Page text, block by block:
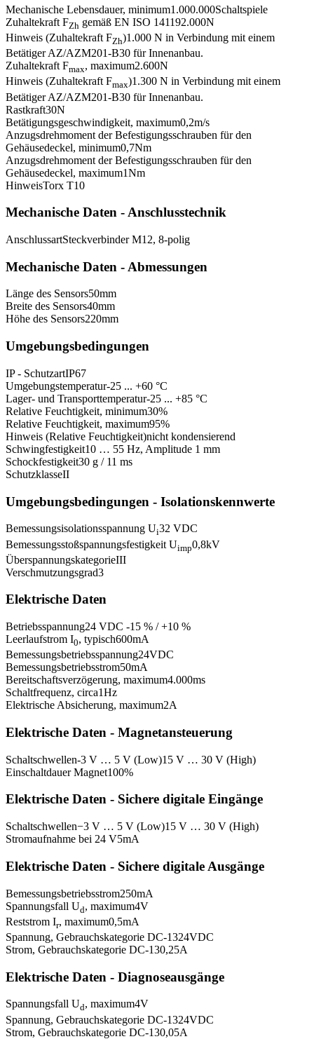
Mechanische Lebensdauer, minimum1.000.000Schaltspiele
Zuhaltekraft FZh gemäß EN ISO 141192.000N
Hinweis (Zuhaltekraft FZh)1.000 N in Verbindung mit einem
Betätiger AZ/AZM201-B30 für Innenanbau.
Zuhaltekraft Fmax, maximum2.600N
Hinweis (Zuhaltekraft Fmax)1.300 N in Verbindung mit einem
Betätiger AZ/AZM201-B30 für Innenanbau.
Rastkraft30N
Betätigungsgeschwindigkeit, maximum0,2m/s
Anzugsdrehmoment der Befestigungsschrauben für den
Gehäusedeckel, minimum0,7Nm
Anzugsdrehmoment der Befestigungsschrauben für den
Gehäusedeckel, maximum1Nm
HinweisTorx T10
Mechanische Daten - Anschlusstechnik
AnschlussartSteckverbinder M12, 8-polig
Mechanische Daten - Abmessungen
Länge des Sensors50mm
Breite des Sensors40mm
Höhe des Sensors220mm
Umgebungsbedingungen
IP - SchutzartIP67
Umgebungstemperatur-25 ... +60 °C
Lager- und Transporttemperatur-25 ... +85 °C
Relative Feuchtigkeit, minimum30%
Relative Feuchtigkeit, maximum95%
Hinweis (Relative Feuchtigkeit)nicht kondensierend
Schwingfestigkeit10 … 55 Hz, Amplitude 1 mm
Schockfestigkeit30 g / 11 ms
SchutzklasseII
Umgebungsbedingungen - Isolationskennwerte
Bemessungsisolationsspannung Ui32 VDC
Bemessungsstoßspannungsfestigkeit Uimp0,8kV
ÜberspannungskategorieIII
Verschmutzungsgrad3
Elektrische Daten
Betriebsspannung24 VDC -15 % / +10 %
Leerlaufstrom I0, typisch600mA
Bemessungsbetriebsspannung24VDC
Bemessungsbetriebsstrom50mA
Bereitschaftsverzögerung, maximum4.000ms
Schaltfrequenz, circa1Hz
Elektrische Absicherung, maximum2A
Elektrische Daten - Magnetansteuerung
Schaltschwellen-3 V … 5 V (Low)15 V … 30 V (High)
Einschaltdauer Magnet100%
Elektrische Daten - Sichere digitale Eingänge
Schaltschwellen−3 V … 5 V (Low)15 V … 30 V (High)
Stromaufnahme bei 24 V5mA
Elektrische Daten - Sichere digitale Ausgänge
Bemessungsbetriebsstrom250mA
Spannungsfall Ud, maximum4V
Reststrom Ir, maximum0,5mA
Spannung, Gebrauchskategorie DC-1324VDC
Strom, Gebrauchskategorie DC-130,25A
Elektrische Daten - Diagnoseausgänge
Spannungsfall Ud, maximum4V
Spannung, Gebrauchskategorie DC-1324VDC
Strom, Gebrauchskategorie DC-130,05A